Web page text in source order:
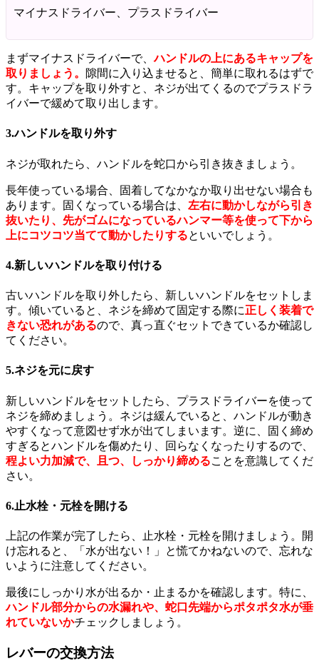
マイナスドライバー、プラスドライバー
まずマイナスドライバーで、ハンドルの上にあるキャップを
取りましょう。
隙間に入り込ませると、簡単に取れるはずで
す。キャップを取り外すと、ネジが出てくるのでプラスドラ
イバーで緩めて取り出します。
3.ハンドルを取り外す
ネジが取れたら、ハンドルを蛇口から引き抜きましょう。
長年使っている場合、固着してなかなか取り出せない場合も
あります。固くなっている場合は、 左右に動かしながら引き
抜いたり、先がゴムになっているハンマー等を使って下から
上にコツコツ当てて動かしたりするといいでしょう。
4.新しいハンドルを取り付ける
古いハンドルを取り外したら、新しいハンドルをセットしま
す。傾いていると、ネジを締めて固定する際に正しく装着で
きない恐れがあるので、真っ直ぐセットできているか確認し
てください。
5.ネジを元に戻す
新しいハンドルをセットしたら、プラスドライバーを使って
ネジを締めましょう。ネジは緩んでいると、ハンドルが動き
やすくなって意図せず水が出てしまいます。逆に、固く締め
すぎるとハンドルを傷めたり、回らなくなったりするので、
程よい力加減で、且つ、しっかり締めることを意識してくだ
さい。
6.止水栓・元栓を開ける
上記の作業が完了したら、止水栓・元栓を開けましょう。開
け忘れると、「水が出ない！」と慌てかねないので、忘れな
いように注意してください。
最後にしっかり水が出るか・止まるかを確認します。特に、
ハンドル部分からの水漏れや、蛇口先端からポタポタ水が垂
れていないかチェックしましょう。
レバーの交換方法